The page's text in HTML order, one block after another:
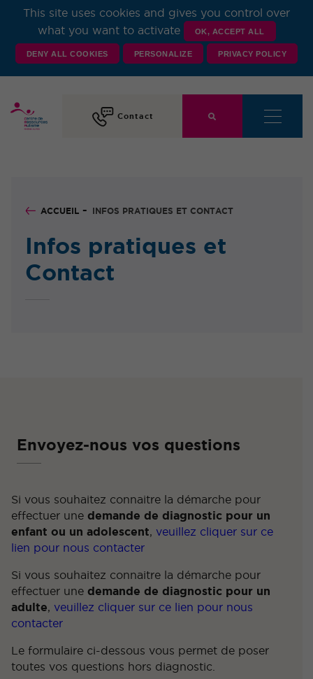
Centre de Ressources
Autisme Rhône-Alpes
Contact
ACCUEIL INFOS PRATIQUES ET CONTACT
Infos pratiques et
Contact
Envoyez-nous vos questions
Si vous souhaitez connaitre la démarche pour
effectuer une demande de diagnostic pour un
enfant ou un adolescent veuillez cliquer sur ce
lien pour nous contacter
Si vous souhaitez connaitre la démarche pour
effectuer une demande de diagnostic pour un
adulte veuillez cliquer sur ce lien pour nous
contacter
Le formulaire ci-dessous vous permet de poser
toutes vos questions hors diagnostic.
This site uses cookies and gives you control over
what you want to activate
OK, ACCEPT ALL
DENY ALL COOKIES PERSONALIZE PRIVACY POLICY